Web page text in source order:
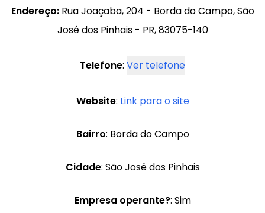
Endereço:Rua Joaçaba, 204 - Borda do Campo, São
José dos Pinhais - PR, 83075-140
Telefone: Ver telefone
Website: Link para o site
Bairro: Borda do Campo
Cidade: São José dos Pinhais
Empresa operante?: Sim